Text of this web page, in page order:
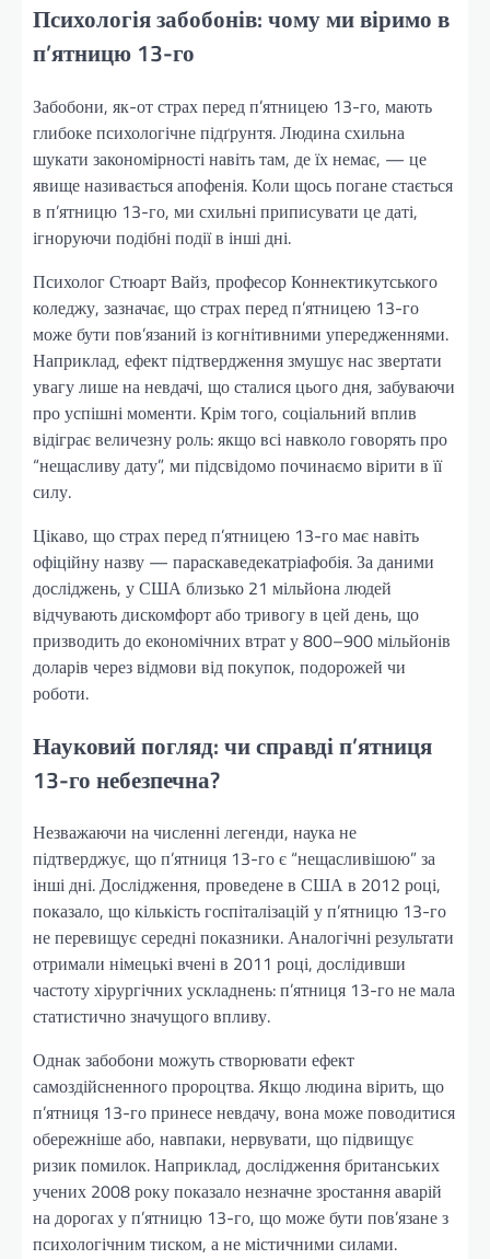
Психологія забобонів: чому ми віримо в
п’ятницю 13-го
Забобони, як-от страх перед п’ятницею 13-го, мають
глибоке психологічне підґрунтя. Людина схильна
шукати закономірності навіть там, де їх немає, — це
явище називається апофенія. Коли щось погане стається
в п’ятницю 13-го, ми схильні приписувати це даті,
ігноруючи подібні події в інші дні.
Психолог Стюарт Вайз, професор Коннектикутського
коледжу, зазначає, що страх перед п’ятницею 13-го
може бути пов’язаний із когнітивними упередженнями.
Наприклад, ефект підтвердження змушує нас звертати
увагу лише на невдачі, що сталися цього дня, забуваючи
про успішні моменти. Крім того, соціальний вплив
відіграє величезну роль: якщо всі навколо говорять про
“нещасливу дату”, ми підсвідомо починаємо вірити в її
силу.
Цікаво, що страх перед п’ятницею 13-го має навіть
офіційну назву — параскаведекатріафобія. За даними
досліджень, у США близько 21 мільйона людей
відчувають дискомфорт або тривогу в цей день, що
призводить до економічних втрат у 800–900 мільйонів
доларів через відмови від покупок, подорожей чи
роботи.
Науковий погляд: чи справді п’ятниця
13-го небезпечна?
Незважаючи на численні легенди, наука не
підтверджує, що п’ятниця 13-го є “нещасливішою” за
інші дні. Дослідження, проведене в США в 2012 році,
показало, що кількість госпіталізацій у п’ятницю 13-го
не перевищує середні показники. Аналогічні результати
отримали німецькі вчені в 2011 році, дослідивши
частоту хірургічних ускладнень: п’ятниця 13-го не мала
статистично значущого впливу.
Однак забобони можуть створювати ефект
самоздійсненного пророцтва. Якщо людина вірить, що
п’ятниця 13-го принесе невдачу, вона може поводитися
обережніше або, навпаки, нервувати, що підвищує
ризик помилок. Наприклад, дослідження британських
учених 2008 року показало незначне зростання аварій
на дорогах у п’ятницю 13-го, що може бути пов’язане з
психологічним тиском, а не містичними силами.